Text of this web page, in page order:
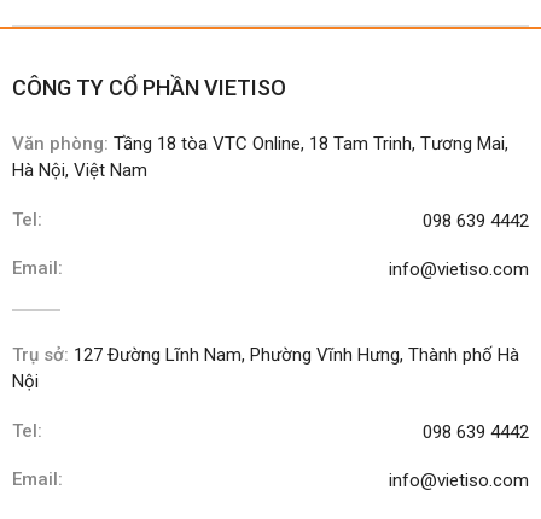
CÔNG TY CỔ PHẦN VIETISO
Văn phòng: Tầng 18 tòa VTC Online, 18 Tam Trinh, Tương Mai,
Hà Nội, Việt Nam
Tel: 098 639 4442
Email: info@vietiso.com
Trụ sở: 127 Đường Lĩnh Nam, Phường Vĩnh Hưng, Thành phố Hà
Nội
Tel: 098 639 4442
Email: info@vietiso.com